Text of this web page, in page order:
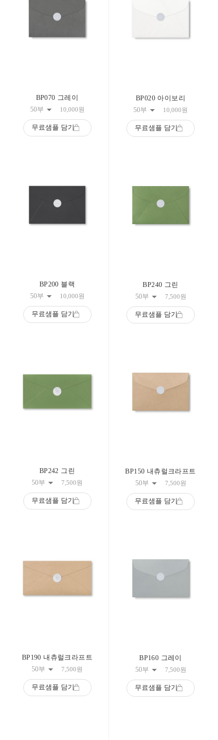
BP070 그레이
50부
10,000원
무료샘플 담기
BP020 아이보리
50부
10,000원
무료샘플 담기
BP200 블랙
50부
10,000원
무료샘플 담기
BP240 그린
50부
7,500원
무료샘플 담기
BP242 그린
50부
7,500원
무료샘플 담기
BP150 내츄럴크라프트
50부
7,500원
무료샘플 담기
BP190 내츄럴크라프트
50부
7,500원
무료샘플 담기
BP160 그레이
50부
7,500원
무료샘플 담기